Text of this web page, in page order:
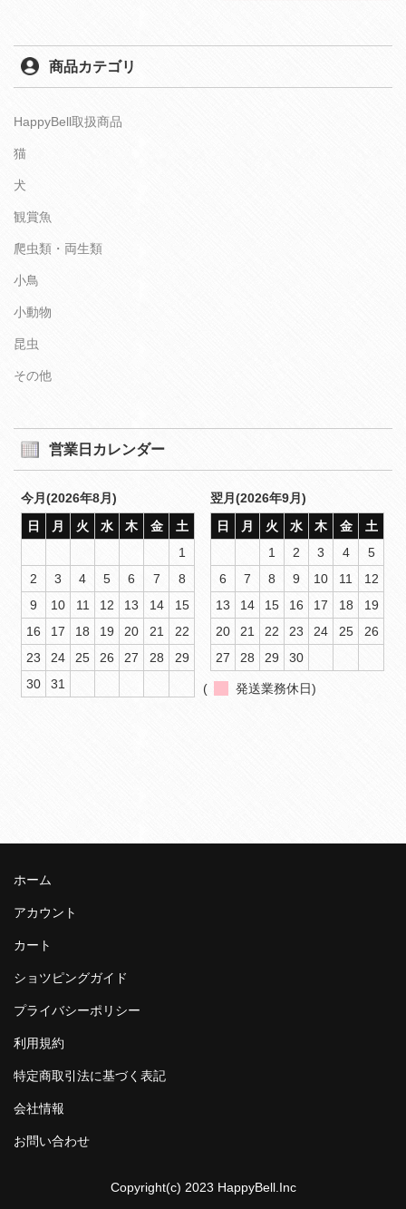
商品カテゴリ
HappyBell取扱商品
猫
犬
観賞魚
爬虫類・両生類
小鳥
小動物
昆虫
その他
営業日カレンダー
今月(2026年8月)
日
月 火 水 木 金
土
1
2
3 4 5 6 7
8
9
10 11 12 13 14
15
16
17 18 19 20 21
22
23
24 25 26 27 28
29
30
31
翌月(2026年9月)
日
月 火 水 木 金
土
1
2 3 4
5
6
7 8 9 10 11
12
13
14 15 16 17 18
19
20
21 22 23 24 25
26
27
28 29 30
( 発送業務休日)
ホーム
アカウント
カート
ショツピングガイド
プライバシーポリシー
利用規約
特定商取引法に基づく表記
会社情報
お問い合わせ
Copyright(c) 2023 HappyBell.Inc